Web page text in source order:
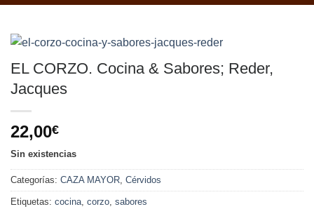
EL CORZO. Cocina & Sabores; Reder,
Jacques
22,00€
Sin existencias
Categorías: CAZA MAYOR, Cérvidos
Etiquetas: cocina, corzo, sabores